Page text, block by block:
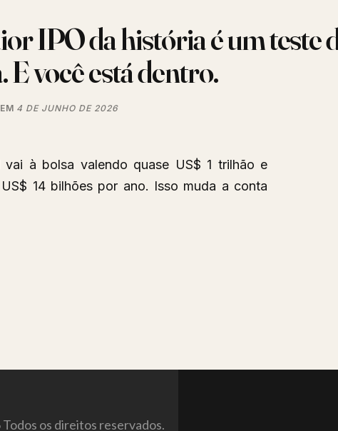
IPO da história é um teste
E você está dentro.
4 DE JUNHO DE 2026
vai à bolsa valendo quase US$ 1 trilhão e
14 bilhões por ano. Isso muda a conta
os direitos reservados.